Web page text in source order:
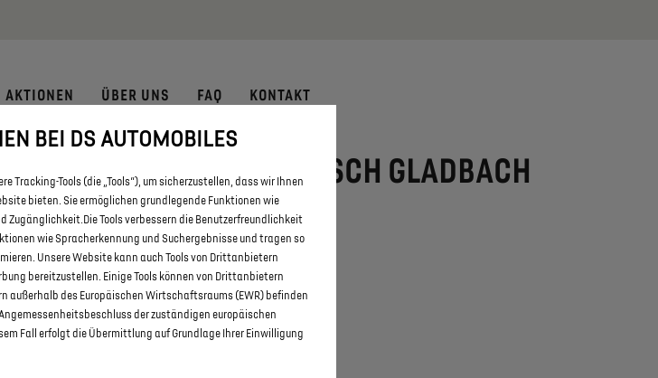
AKTIONEN ÜBER UNS FAQ KONTAKT
3 CROSSBACK IN BERGISCH GLADBACH
BEI DS AUTOMOBILES
Tracking-Tools (die „Tools“), um sicherzustellen, dass wir Ihnen
bieten. Sie ermöglichen grundlegende Funktionen wie
Zugänglichkeit.Die Tools verbessern die Benutzerfreundlichkeit
wie Spracherkennung und Suchergebnisse und tragen so
Unsere Website kann auch Tools von Drittanbietern
bereitzustellen. Einige Tools können von Drittanbietern
außerhalb des Europäischen Wirtschaftsraums (EWR) befinden
der zuständigen europäischen
Fall erfolgt die Übermittlung auf Grundlage Ihrer Einwilligung